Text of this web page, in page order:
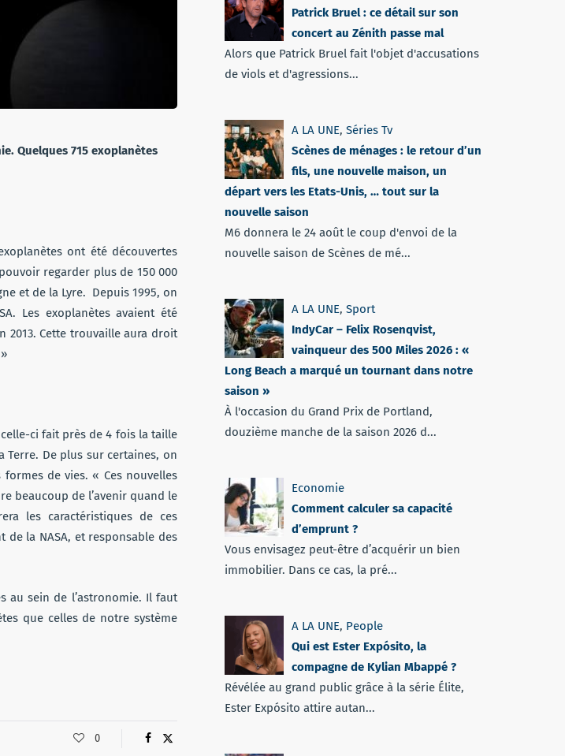
Quelques 715 exoplanètes
ont été découvertes
regarder plus de 150 000
et de la Lyre. Depuis 1995, on
Les exoplanètes avaient été
2013. Cette trouvaille aura droit
ci fait près de 4 fois la taille
Terre. De plus sur certaines, on
de vies. « Ces nouvelles
beaucoup de l’avenir quand le
les caractéristiques de ces
la NASA, et responsable des
au sein de l’astronomie. Il faut
que celles de notre système
0
Patrick Bruel : ce détail sur son
concert au Zénith passe mal
Alors que Patrick Bruel fait l'objet d'accusations
de viols et d'agressions...
A LA UNE, Séries Tv
Scènes de ménages : le retour d’un
fils, une nouvelle maison, un
départ vers les Etats-Unis, … tout sur la
nouvelle saison
M6 donnera le 24 août le coup d'envoi de la
nouvelle saison de Scènes de mé...
A LA UNE, Sport
IndyCar – Felix Rosenqvist,
vainqueur des 500 Miles 2026 : «
Long Beach a marqué un tournant dans notre
saison »
À l'occasion du Grand Prix de Portland,
douzième manche de la saison 2026 d...
Economie
Comment calculer sa capacité
d’emprunt ?
Vous envisagez peut-être d’acquérir un bien
immobilier. Dans ce cas, la pré...
A LA UNE, People
Qui est Ester Expósito, la
compagne de Kylian Mbappé ?
Révélée au grand public grâce à la série Élite,
Ester Expósito attire autan...